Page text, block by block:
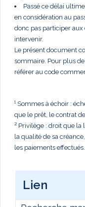
Passé ce délai
en considération au
donc pas participer
intervenir.
Le présent document
sommaire. Pour plus
référer au code
¹ Sommes à échoir :
que le prêt, le contrat
² Privilège : droit que la
la qualité de sa
les paiements effectués.
Lien